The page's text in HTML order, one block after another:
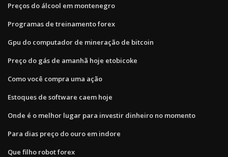
Preços do álcool em montenegro
Programas de treinamento forex
Gpu do computador de mineração de bitcoin
Preço do gás de amanhã hoje etobicoke
Como você compra uma ação
Estoques de software caem hoje
Onde é o melhor lugar para investir dinheiro no momento
Para dias preço do ouro em indore
Que filho robot forex